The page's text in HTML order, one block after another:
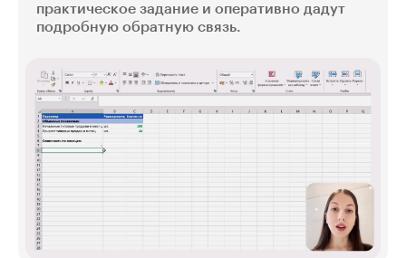
практическое задание и оперативно дадут
подробную обратную связь.